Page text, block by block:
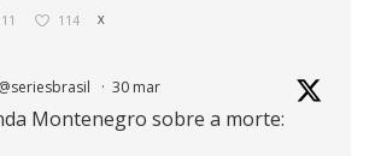
11 114 X
@seriesbrasil · 30 mar
Montenegro sobre a morte: